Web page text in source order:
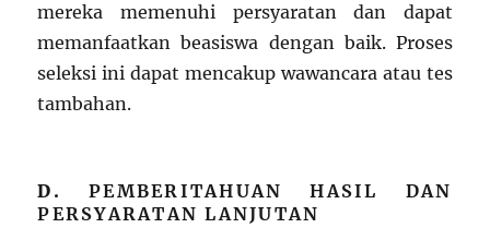
mereka memenuhi persyaratan dan dapat
memanfaatkan beasiswa dengan baik. Proses
seleksi ini dapat mencakup wawancara atau tes
tambahan.
D.PEMBERITAHUAN HASIL DAN
PERSYARATAN LANJUTAN